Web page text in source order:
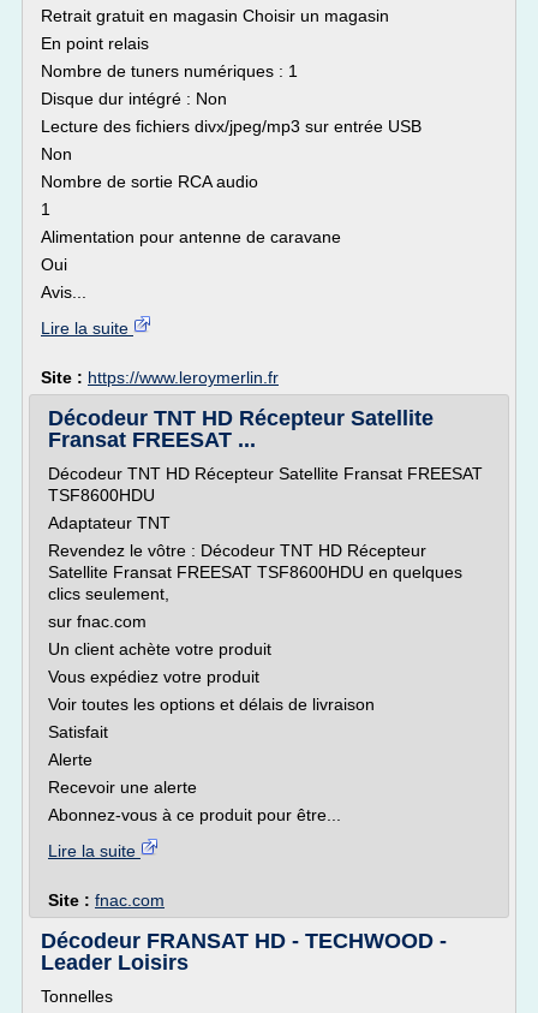
Retrait gratuit en magasin Choisir un magasin
En point relais
Nombre de tuners numériques : 1
Disque dur intégré : Non
Lecture des fichiers divx/jpeg/mp3 sur entrée USB
Non
Nombre de sortie RCA audio
1
Alimentation pour antenne de caravane
Oui
Avis...
Lire la suite
Site : https://www.leroymerlin.fr
Décodeur TNT HD Récepteur Satellite
Fransat FREESAT ...
Décodeur TNT HD Récepteur Satellite Fransat FREESAT
TSF8600HDU
Adaptateur TNT
Revendez le vôtre : Décodeur TNT HD Récepteur
Satellite Fransat FREESAT TSF8600HDU en quelques
clics seulement,
sur fnac.com
Un client achète votre produit
Vous expédiez votre produit
Voir toutes les options et délais de livraison
Satisfait
Alerte
Recevoir une alerte
Abonnez-vous à ce produit pour être...
Lire la suite
Site : fnac.com
Décodeur FRANSAT HD - TECHWOOD -
Leader Loisirs
Tonnelles